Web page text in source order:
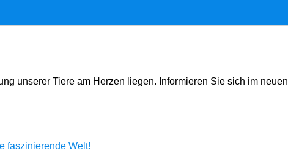
unserer Tiere am Herzen liegen. Informieren Sie sich im neuen
faszinierende Welt!